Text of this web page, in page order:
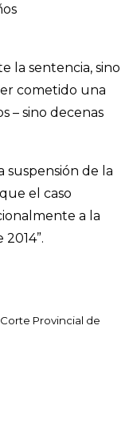
la sentencia, sino
cometido una
– sino decenas
suspensión de la
el caso
a la
Provincial de